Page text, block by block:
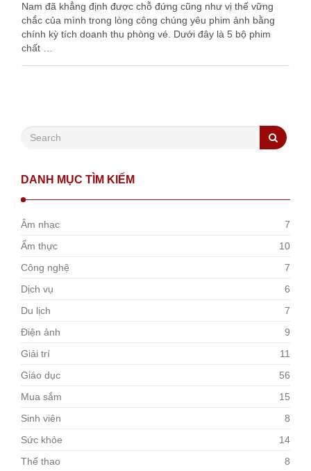
Nam đã khẳng định được chỗ đứng cũng như vị thế vững
chắc của mình trong lòng công chúng yêu phim ảnh bằng
chính kỳ tích doanh thu phòng vé. Dưới đây là 5 bộ phim
chất …
DANH MỤC TÌM KIẾM
Âm nhạc
7
Ẩm thực
10
Công nghệ
7
Dịch vụ
6
Du lịch
7
Điện ảnh
9
Giải trí
11
Giáo dục
56
Mua sắm
15
Sinh viên
8
Sức khỏe
14
Thể thao
8